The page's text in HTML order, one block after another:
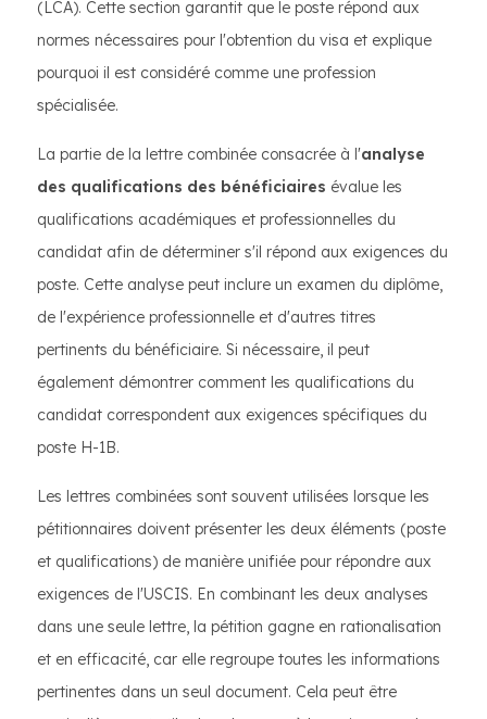
(LCA). Cette section garantit que le poste répond aux
normes nécessaires pour l'obtention du visa et explique
pourquoi il est considéré comme une profession
spécialisée.
La partie de la lettre combinée consacrée à l'analyse
des qualifications des bénéficiaires évalue les
qualifications académiques et professionnelles du
candidat afin de déterminer s'il répond aux exigences du
poste. Cette analyse peut inclure un examen du diplôme,
de l'expérience professionnelle et d'autres titres
pertinents du bénéficiaire. Si nécessaire, il peut
également démontrer comment les qualifications du
candidat correspondent aux exigences spécifiques du
poste H-1B.
Les lettres combinées sont souvent utilisées lorsque les
pétitionnaires doivent présenter les deux éléments (poste
et qualifications) de manière unifiée pour répondre aux
exigences de l'USCIS. En combinant les deux analyses
dans une seule lettre, la pétition gagne en rationalisation
et en efficacité, car elle regroupe toutes les informations
pertinentes dans un seul document. Cela peut être